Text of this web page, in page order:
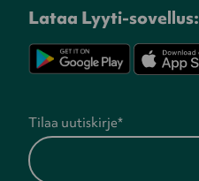
Tilaa uutiskirje*
Lataa Lyyti-sovellus: